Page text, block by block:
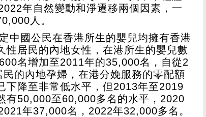
年自然變動和淨遷移兩個因素，一
人。
中國公民在香港所生的嬰兒均擁有香港
性居民的內地女性，在港所生的嬰兒數
名增加至2011年的35,000名，自從2
的內地孕婦，在港分娩服務的零配額
下降至非常低水平，但2013年至2019
有50,000至60,000多名的水平，2020
年37,000名，2022年32,000多名。